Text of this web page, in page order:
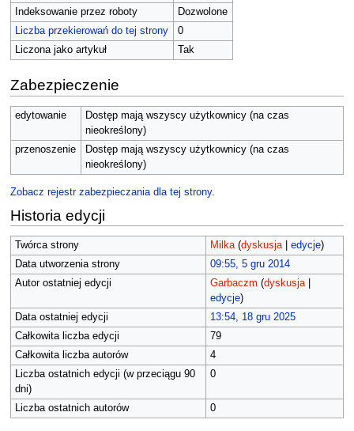
Indeksowanie przez roboty
Dozwolone
Liczba przekierowań do tej strony
0
Liczona jako artykuł
Tak
Zabezpieczenie
edytowanie
Dostęp mają wszyscy użytkownicy (na czas
nieokreślony)
przenoszenie
Dostęp mają wszyscy użytkownicy (na czas
nieokreślony)
Zobacz rejestr zabezpieczania dla tej strony.
Historia edycji
Twórca strony Milka (dyskusja| edycje)
Data utworzenia strony
09:55, 5 gru 2014
Autor ostatniej edycji
Garbaczm (dyskusja|
edycje)
Data ostatniej edycji
13:54, 18 gru 2025
Całkowita liczba edycji
79
Całkowita liczba autorów
4
Liczba ostatnich edycji (w przeciągu 90
dni)
0
Liczba ostatnich autorów 0